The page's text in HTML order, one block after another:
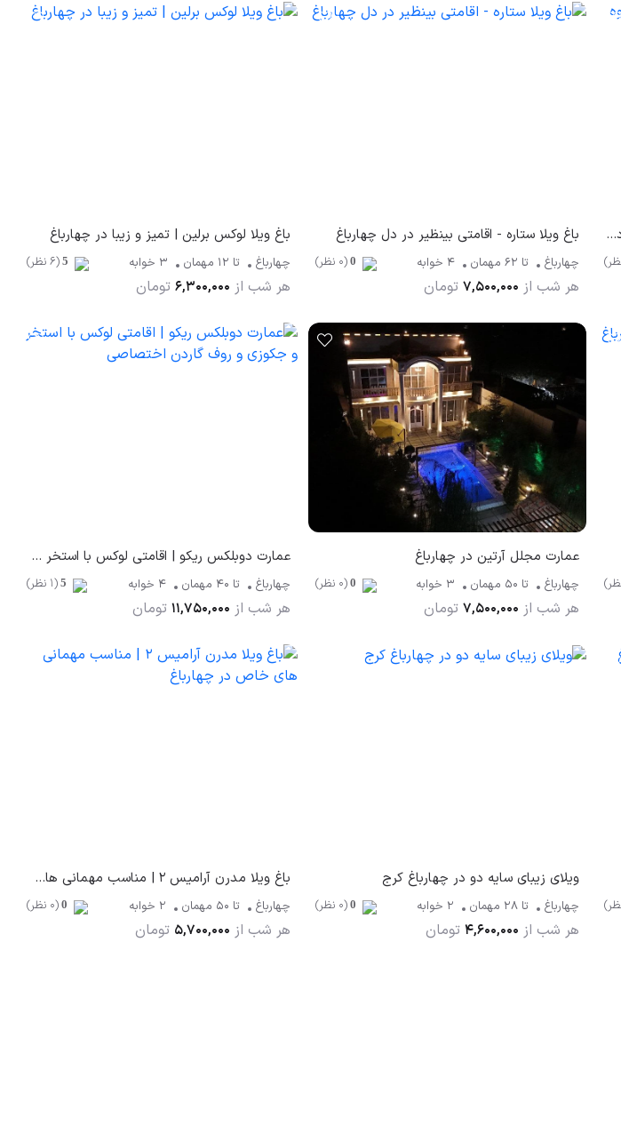
باغ ویلا گالاپاگوس - سرزمین آرامش و شکوه در چهارباغ باغ ویلا ستاره - اقامتی بینظیر در دل چهارباغ
چهارباغ تا 62 مهمان 4 خوابه (0 نظر)
هر شب از 7,500,000 تومان
باغ ویلا لوکس برلین | تمیز و زیبا در چهارباغ
چهارباغ تا 12 مهمان 3 خوابه (6 نظر)
هر شب از 6,300,000 تومان
عمارت مجلل آرتین در چهارباغ
چهارباغ تا 50 مهمان 3 خوابه (0 نظر)
هر شب از 7,500,000 تومان
عمارت دوبلکس ریکو | اقامتی لوکس با استخر و جکوزی و روف گاردن اختصاصی
چهارباغ تا 40 مهمان 4 خوابه (1 نظر)
هر شب از 11,750,000 تومان
ویلای زیبای سایه دو در چهارباغ کرج
چهارباغ تا 28 مهمان 2 خوابه (0 نظر)
هر شب از 4,600,000 تومان
باغ ویلا مدرن آرامیس ۲ | مناسب مهمانی های خاص در چهارباغ
چهارباغ تا 50 مهمان 2 خوابه (0 نظر)
هر شب از 5,700,000 تومان